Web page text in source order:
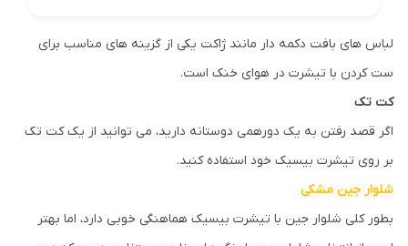
لباس های بافت دکمه دار مانند ژاکت یکی از گزینه های مناسب برای
ست کردن با تیشرت در هوای خنک است.
کت تک
اگر قصد رفتن به یک دورهمی دوستانه دارید، می توانید از یک کت تک
بر روی تیشرت بیسیک خود استفاده کنید.
شلوار جین مشکی
بطور کلی شلوار جین با تیشرت بیسیک هماهنگی خوبی دارد، اما بهتر